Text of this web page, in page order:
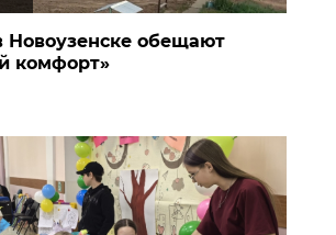
Новоузенске обещают
комфорт»